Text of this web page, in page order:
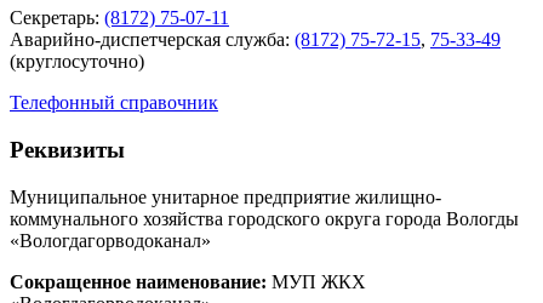
Секретарь: (8172) 75-07-11
Аварийно-диспетчерская служба: (8172) 75-72-15, 75-33-49
(круглосуточно)
Телефонный справочник
Реквизиты
Муниципальное унитарное предприятие жилищно-
коммунального хозяйства городского округа города Вологды
«Вологдагорводоканал»
Сокращенное наименование: МУП ЖКХ